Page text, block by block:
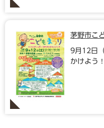
茅野市こ
9月12日
かけよう！